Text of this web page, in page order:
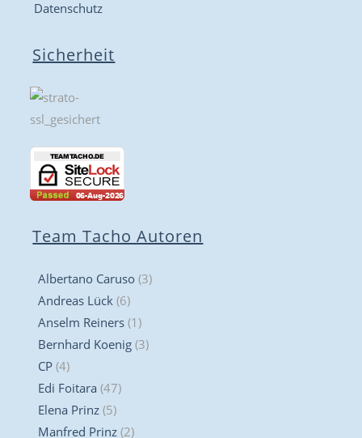
Datenschutz
Sicherheit
Team Tacho Autoren
Albertano Caruso (3)
Andreas Lück (6)
Anselm Reiners (1)
Bernhard Koenig (3)
CP (4)
Edi Foitara (47)
Elena Prinz (5)
Manfred Prinz (2)